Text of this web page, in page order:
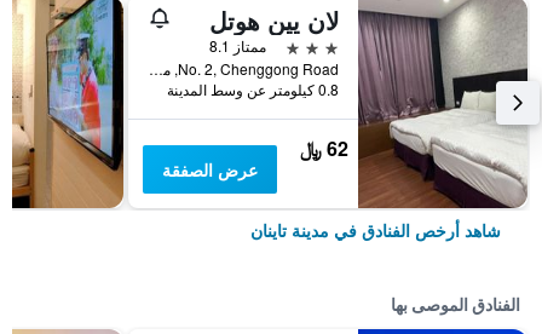
لان يين هوتل
3 نجوم
ممتاز 8.1
No. 2, Chenggong Road, مدينة تاينان, تايوان
0.8 كيلومتر عن وسط المدينة
62 ﷼
عرض الصفقة
شاهد أرخص الفنادق في مدينة تاينان
الفنادق الموصى بها